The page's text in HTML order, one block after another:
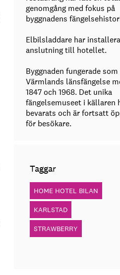
genomgång med fokus på
byggnadens
Elbilsladdare har
anslutning till hotellet.
Byggnaden fungerade som
Värmlands länsfängelse
1847 och 1968. Det unika
fängelsemuseet i källaren
bevarats och är fortsatt
för besökare.
Taggar
HOME HOTEL BILAN
KARLSTAD
STRAWBERRY